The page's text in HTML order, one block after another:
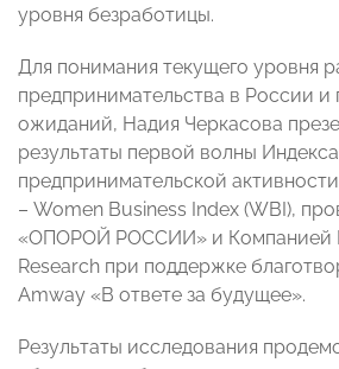
уровня безработицы.
Для понимания текущего уровня
предпринимательства в России и
ожиданий, Надия Черкасова
результаты первой волны Индекса
предпринимательской
– Women Business Index (WBI),
«ОПОРОЙ РОССИИ» и Компанией
Research при поддержке
Amway «В ответе за будущее».
Результаты исследования